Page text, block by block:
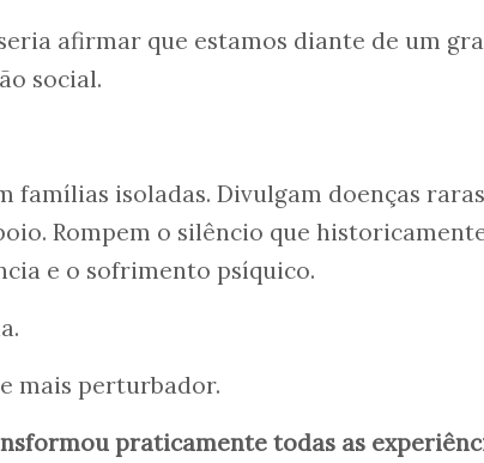
afirmar que estamos diante de um
social.
famílias isoladas. Divulgam doenças
Rompem o silêncio que
e o sofrimento psíquico.
mais perturbador.
praticamente todas as